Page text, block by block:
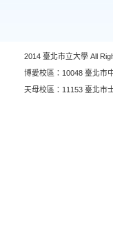
2014 臺北市立大學 All
博愛校區：10048 臺北市
天母校區：11153 臺北市